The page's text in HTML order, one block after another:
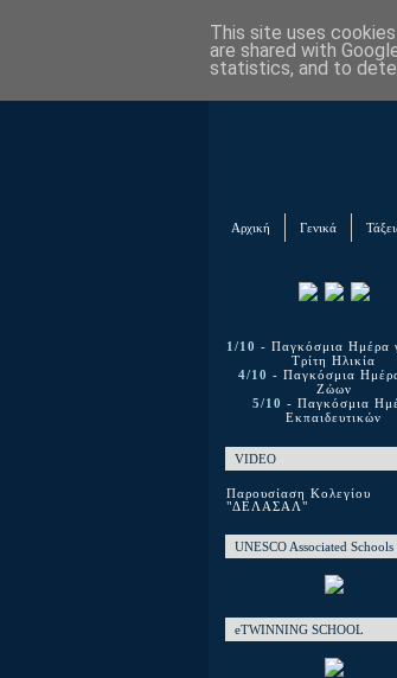
Αρχική Γενικά
1/10 - Παγκόσμια Ημέρα
Τρίτη Ηλικία
4/10 - Παγκόσμια
Ζώων
5/10 - Παγκόσμια
Εκπαιδευτικών
VIDEO
Παρουσίαση Κολεγίου
"ΔΕΛΑΣΑΛ"
UNESCO Associated Schools
eTWINNING SCHOOL
This site uses
are shared with
statistics, and to